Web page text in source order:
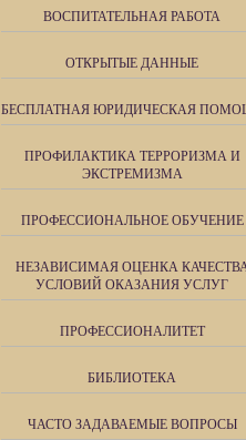
ВОСПИТАТЕЛЬНАЯ РАБОТА
ОТКРЫТЫЕ ДАННЫЕ
БЕСПЛАТНАЯ ЮРИДИЧЕСКАЯ
ПРОФИЛАКТИКА ТЕРРОРИЗМА И
ЭКСТРЕМИЗМА
ПРОФЕССИОНАЛЬНОЕ ОБУЧЕНИЕ
НЕЗАВИСИМАЯ ОЦЕНКА
УСЛОВИЙ ОКАЗАНИЯ УСЛУГ
ПРОФЕССИОНАЛИТЕТ
БИБЛИОТЕКА
ЧАСТО ЗАДАВАЕМЫЕ ВОПРОСЫ